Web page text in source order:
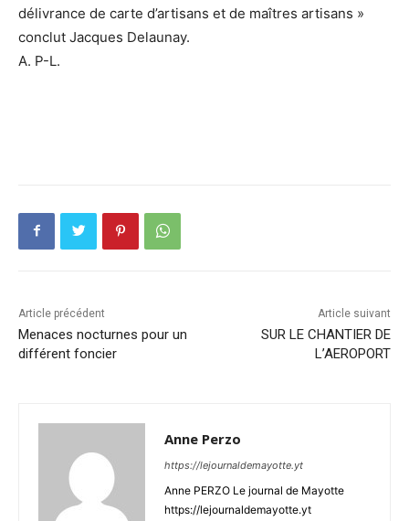
délivrance de carte d’artisans et de maîtres artisans »
conclut Jacques Delaunay.
A. P-L.
Article précédent
Menaces nocturnes pour un
différent foncier
Article suivant
SUR LE CHANTIER DE
L’AEROPORT
Anne Perzo
https://lejournaldemayotte.yt
Anne PERZO Le journal de Mayotte
https://lejournaldemayotte.yt